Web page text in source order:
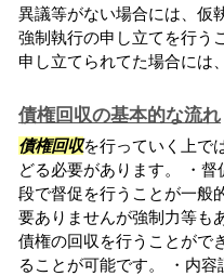
異議等がない場合には、仮
強制執行の申し立てを行う
申し立てられてた場合には
債権回収の基本的な流れ
債権回収を行っていく上で
どる必要があります。 ・
段で督促を行うことが一般
要ありませんが強制力等も
債権の回収を行うことがで
ることが可能です。 ・内容